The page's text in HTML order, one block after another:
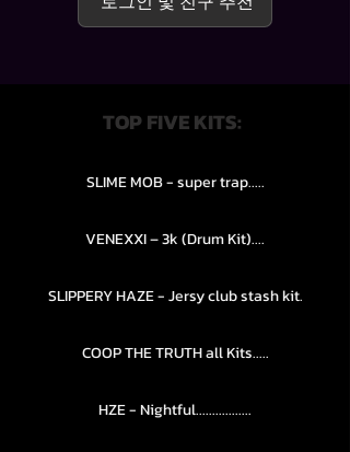
TOP FIVE KITS:
SLIME MOB - super trap.....
VENEXXI – 3k (Drum Kit)....
SLIPPERY HAZE - Jersy club stash kit.
COOP THE TRUTH all Kits.....
HZE - Nightful.................